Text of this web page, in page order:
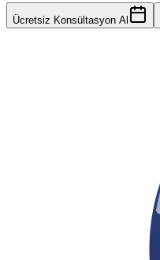
Ücretsiz Konsültasyon Al